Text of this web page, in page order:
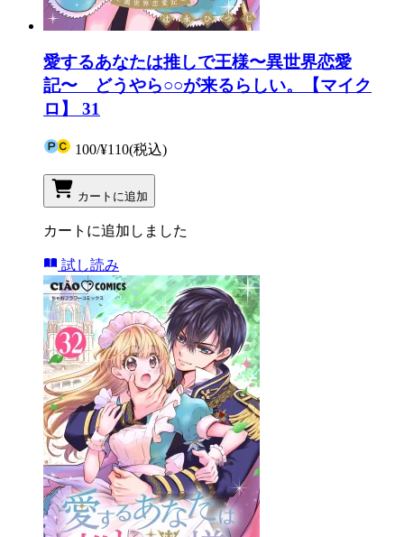
愛するあなたは推しで王様〜異世界恋愛
記〜 どうやら○○が来るらしい。【マイク
ロ】 31
100/¥110(税込)
カートに追加
カートに追加しました
試し読み